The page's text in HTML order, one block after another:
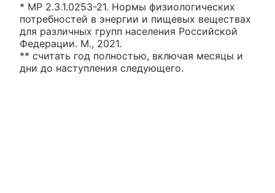
* МР 2.3.1.0253-21. Нормы физиологических
потребностей в энергии и пищевых веществах
для различных групп населения Российской
Федерации. М., 2021.
** считать год полностью, включая месяцы и
дни до наступления следующего.